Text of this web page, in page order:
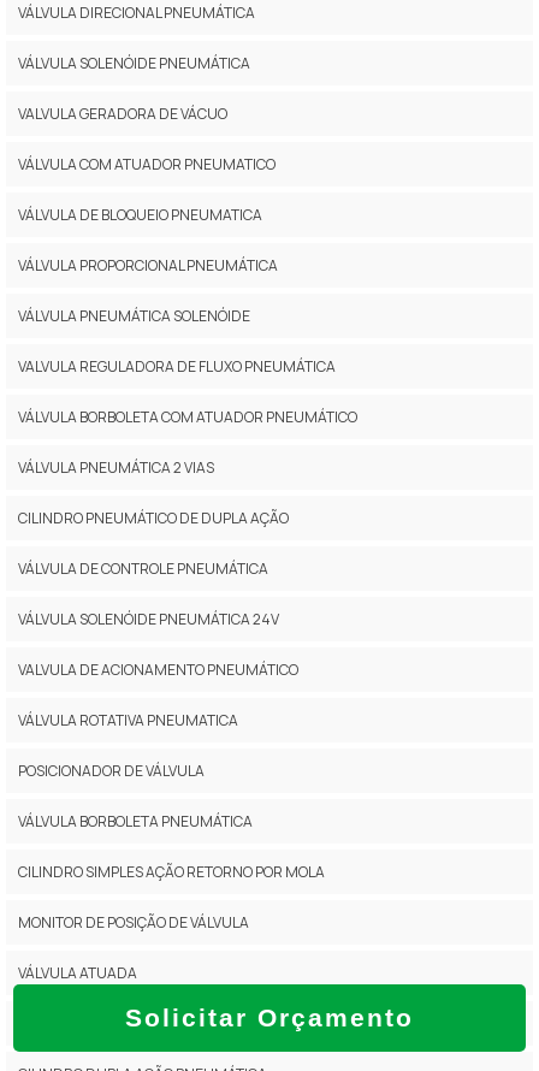
Solicitar Orçamento
VÁLVULA DIRECIONAL PNEUMÁTICA
VÁLVULA SOLENÓIDE PNEUMÁTICA
VALVULA GERADORA DE VÁCUO
VÁLVULA COM ATUADOR PNEUMATICO
VÁLVULA DE BLOQUEIO PNEUMATICA
VÁLVULA PROPORCIONAL PNEUMÁTICA
VÁLVULA PNEUMÁTICA SOLENÓIDE
VALVULA REGULADORA DE FLUXO PNEUMÁTICA
VÁLVULA BORBOLETA COM ATUADOR PNEUMÁTICO
VÁLVULA PNEUMÁTICA 2 VIAS
CILINDRO PNEUMÁTICO DE DUPLA AÇÃO
VÁLVULA DE CONTROLE PNEUMÁTICA
VÁLVULA SOLENÓIDE PNEUMÁTICA 24V
VALVULA DE ACIONAMENTO PNEUMÁTICO
VÁLVULA ROTATIVA PNEUMATICA
POSICIONADOR DE VÁLVULA
VÁLVULA BORBOLETA PNEUMÁTICA
CILINDRO SIMPLES AÇÃO RETORNO POR MOLA
MONITOR DE POSIÇÃO DE VÁLVULA
VÁLVULA ATUADA
POSICIONADOR DE VÁLVULA DE CONTROLE